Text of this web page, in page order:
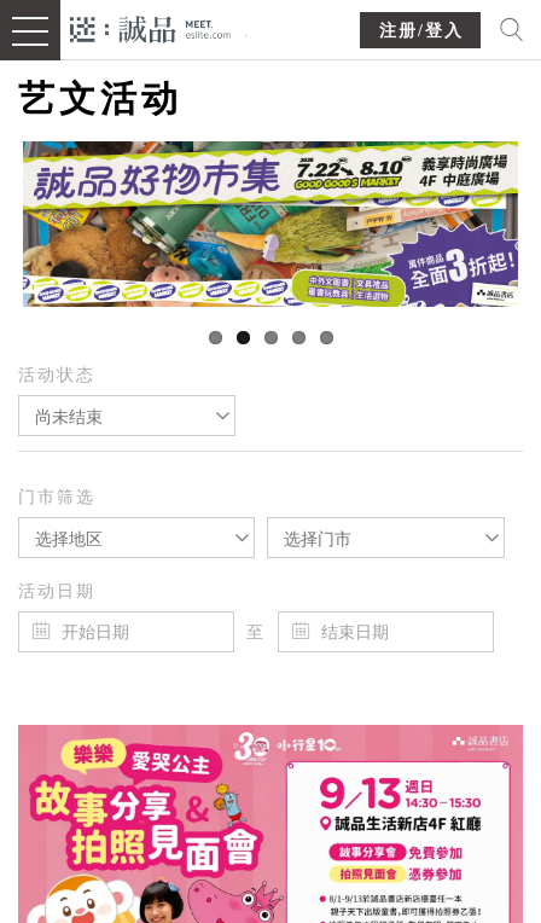
注册/登入
艺文活动
活动状态
尚未结束
门市筛选
选择地区 选择门市
活动日期
至